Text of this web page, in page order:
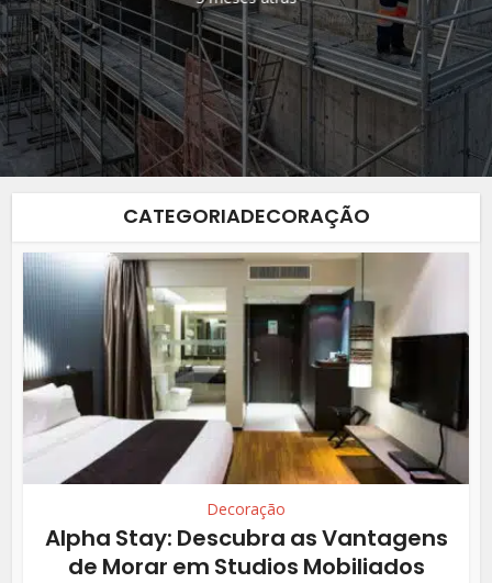
CATEGORIADECORAÇÃO
Decoração
Alpha Stay: Descubra as Vantagens
de Morar em Studios Mobiliados